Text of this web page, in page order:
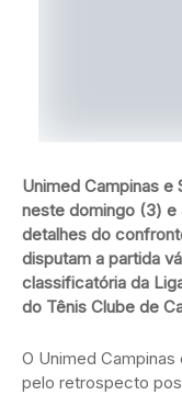
Unimed Campinas e
neste domingo (3) e
detalhes do
disputam a partida
classificatória da
do Tênis Clube de
O Unimed
pelo retrospecto